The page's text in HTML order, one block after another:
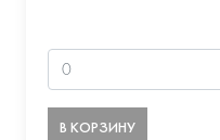
В КОРЗИНУ